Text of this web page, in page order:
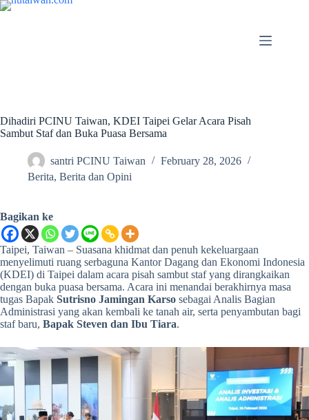
Dihadiri PCINU Taiwan, KDEI Taipei Gelar Acara Pisah
Sambut Staf dan Buka Puasa Bersama
santri PCINU Taiwan
February 28, 2026
Berita, Berita dan Opini
Bagikan ke
Taipei, Taiwan – Suasana khidmat dan penuh kekeluargaan
menyelimuti ruang serbaguna Kantor Dagang dan Ekonomi Indonesia
(KDEI) di Taipei dalam acara pisah sambut staf yang dirangkaikan
dengan buka puasa bersama. Acara ini menandai berakhirnya masa
tugas Bapak Sutrisno Jamingan Karso sebagai Analis Bagian
Administrasi yang akan kembali ke tanah air, serta penyambutan bagi
staf baru, Bapak Steven dan Ibu Tiara.